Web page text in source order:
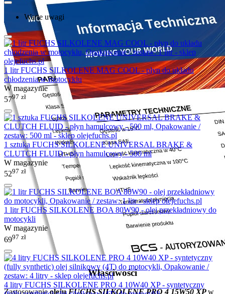
Właściwości
ZastosowanieolejuFUCHS SILKOLENE PRO 4 15W50 XPw
Warte uwagi
1 litr FUCHS SILKOLENE MAG COOL - płyn do układu
chłodzenia w motocyklu
W magazynie
5797 zł
1 sztuka FUCHS SILKOLENE UNIVERSAL BRAKE &
CLUTCH FLUID - płyn hamulcowy - 500 ml
W magazynie
5297 zł
1 litr FUCHS SILKOLENE BOA 80W90 - olej przekładniowy do
motocykli
W magazynie
6997 zł
4 litry FUCHS SILKOLENE PRO 4 10W40 XP - syntetyczny